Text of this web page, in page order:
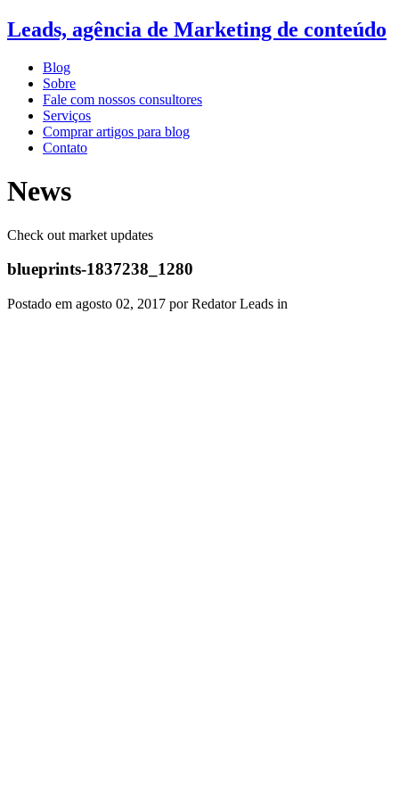
Leads, agência de Marketing de conteúdo
Blog
Sobre
Fale com nossos consultores
Serviços
Comprar artigos para blog
Contato
News
Check out market updates
blueprints-1837238_1280
Postado em agosto 02, 2017 por Redator Leads in